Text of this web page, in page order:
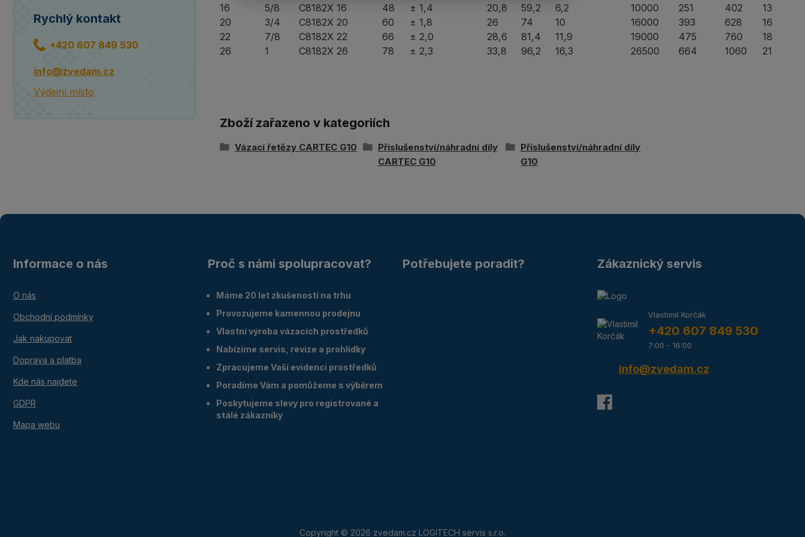
Rychlý kontakt
+420 607 849 530
info@zvedam.cz
Výdejní místo
16
20
22
26
5/8
3/4
7/8
1
C8182X 16
C8182X 20
C8182X 22
C8182X 26
48
60
66
78
± 1,4
± 1,8
± 2,0
± 2,3
20,8
26
28,6
33,8
59,2
74
81,4
96,2
6,2
10
11,9
16,3
10000
16000
19000
26500
251
393
475
664
402
628
760
1060
13
16
18
21
Zboží zařazeno v kategoriích
Vázací řetězy CARTEC G10
Příslušenství/náhradní díly
CARTEC G10
Příslušenství/náhradní díly
G10
Informace o nás
O nás
Obchodní podmínky
Jak nakupovat
Doprava a platba
Kde nás najdete
GDPR
Mapa webu
Proč s námi spolupracovat?
Máme 20 let zkušeností na trhu
Provozujeme kamennou prodejnu
Vlastní výroba vázacích prostředků
Nabízíme servis, revize a prohlídky
Zpracujeme Vaší evidenci prostředků
Poradíme Vám a pomůžeme s výběrem
Poskytujeme slevy pro registrované a
stálé zákazníky
Potřebujete poradit? Zákaznický servis
Vlastimil Korčák
+420 607 849 530
7:00 - 16:00
info@zvedam.cz
Copyright © 2026 zvedam.cz LOGITECH servis s.r.o.